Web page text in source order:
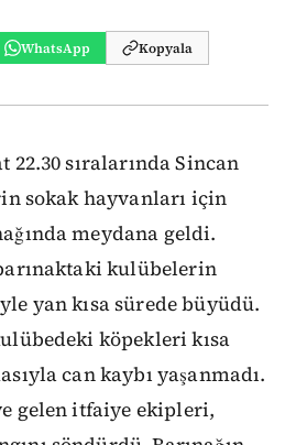
WhatsApp Kopyala
22.30 sıralarında Sincan
sokak hayvanları için
meydana geldi.
kulübelerin
yan kısa sürede büyüdü.
köpekleri kısa
can kaybı yaşanmadı.
gelen itfaiye ekipleri,